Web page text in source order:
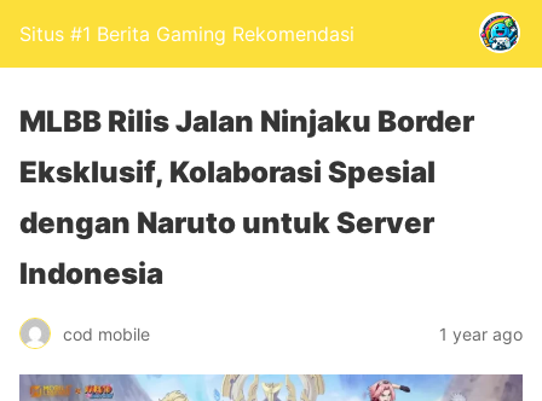
Situs #1 Berita Gaming Rekomendasi
MLBB Rilis Jalan Ninjaku Border
Eksklusif, Kolaborasi Spesial
dengan Naruto untuk Server
Indonesia
cod mobile 1 year ago